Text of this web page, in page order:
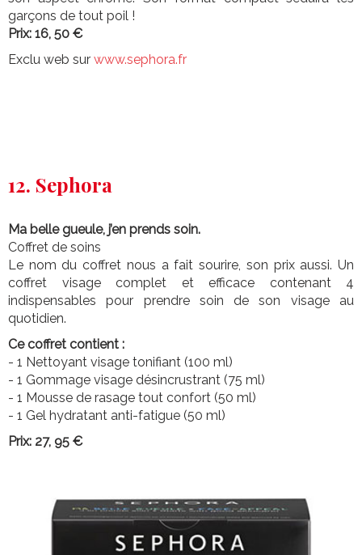
garçons de tout poil !
Prix: 16, 50 €
Exclu web sur www.sephora.fr
12. Sephora
Ma belle gueule, j’en prends soin.
Coffret de soins
Le nom du coffret nous a fait sourire, son prix aussi. Un
coffret visage complet et efficace contenant 4
indispensables pour prendre soin de son visage au
quotidien.
Ce coffret contient :
- 1 Nettoyant visage tonifiant (100 ml)
- 1 Gommage visage désincrustrant (75 ml)
- 1 Mousse de rasage tout confort (50 ml)
- 1 Gel hydratant anti-fatigue (50 ml)
Prix: 27, 95 €